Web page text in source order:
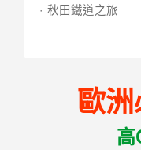
秋田鐵道之旅
歐